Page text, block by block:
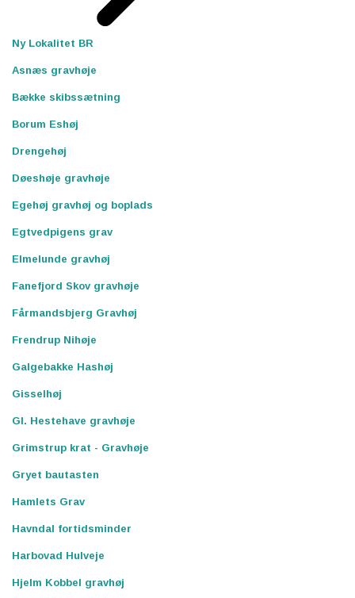
Ny Lokalitet BR
Asnæs gravhøje
Bække skibssætning
Borum Eshøj
Drengehøj
Døeshøje gravhøje
Egehøj gravhøj og boplads
Egtvedpigens grav
Elmelunde gravhøj
Fanefjord Skov gravhøje
Fårmandsbjerg Gravhøj
Frendrup Nihøje
Galgebakke Hashøj
Gisselhøj
Gl. Hestehave gravhøje
Grimstrup krat - Gravhøje
Gryet bautasten
Hamlets Grav
Havndal fortidsminder
Harbovad Hulveje
Hjelm Kobbel gravhøj